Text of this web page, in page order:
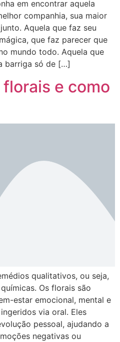
em encontrar aquela
companhia, sua maior
Aquela que faz seu
que faz parecer que
mundo todo. Aquela que
barriga só de […]
e como
qualitativos, ou seja,
Os florais são
estar emocional, mental e
via oral. Eles
pessoal, ajudando a
negativas ou